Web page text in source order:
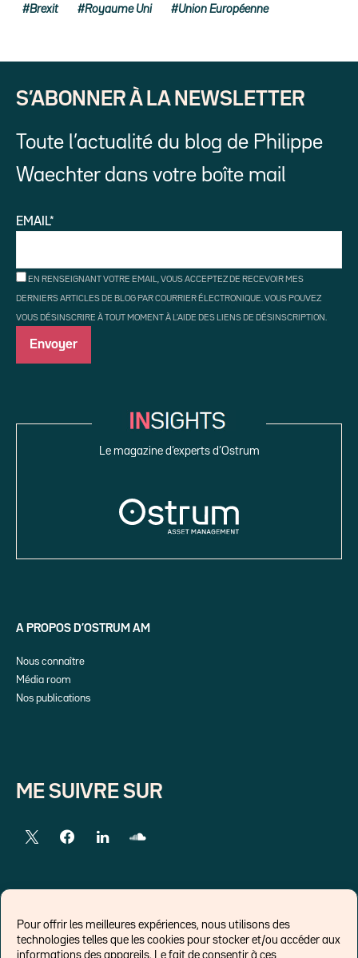
Pour offrir les meilleures expériences, nous utilisons des
technologies telles que les cookies pour stocker et/ou accéder aux
informations des appareils. Le fait de consentir à ces
Brexit Royaume Uni Union Européenne
S’ABONNER À LA NEWSLETTER
Toute l’actualité du blog de Philippe
Waechter dans votre boîte mail
EMAIL*
EN RENSEIGNANT VOTRE EMAIL, VOUS ACCEPTEZ DE RECEVOIR MES
DERNIERS ARTICLES DE BLOG PAR COURRIER ÉLECTRONIQUE. VOUS POUVEZ
VOUS DÉSINSCRIRE À TOUT MOMENT À L'AIDE DES LIENS DE DÉSINSCRIPTION.
Le magazine d’experts d’Ostrum
A PROPOS D’OSTRUM AM
Nous connaître
Média room
Nos publications
ME SUIVRE SUR
LIENS EXTERNES
Chroniques pour Forbes